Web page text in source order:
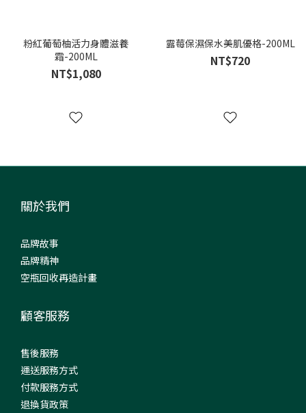
粉紅葡萄柚活力身體滋養
霜-200ML
NT$1,080
露莓保濕保水美肌優格-200ML
NT$720
關於我們
品牌故事
品牌精神
空瓶回收再造計畫
顧客服務
售後服務
運送服務方式
付款服務方式
退換貨政策